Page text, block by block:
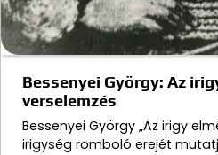
Bessenyei György: Az
verselemzés
Bessenyei György „Az irigy
irigység romboló erejét